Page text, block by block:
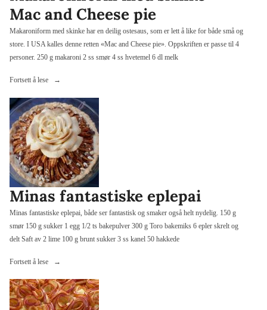
Mac and Cheese pie
Makaroniform med skinke har en deilig ostesaus, som er lett å like for både små og
store. I USA kalles denne retten «Mac and Cheese pie». Oppskriften er passe til 4
personer. 250 g makaroni 2 ss smør 4 ss hvetemel 6 dl melk
Fortsett å lese
«Makaroniform
skinke
–
Mac
and
Cheese
pie»
Minas fantastiske eplepai
Minas fantastiske eplepai, både ser fantastisk og smaker også helt nydelig. 150 g
smør 150 g sukker 1 egg 1/2 ts bakepulver 300 g Toro bakemiks 6 epler skrelt og
delt Saft av 2 lime 100 g brunt sukker 3 ss kanel 50 hakkede
Fortsett å lese
«Minas
eplepai»